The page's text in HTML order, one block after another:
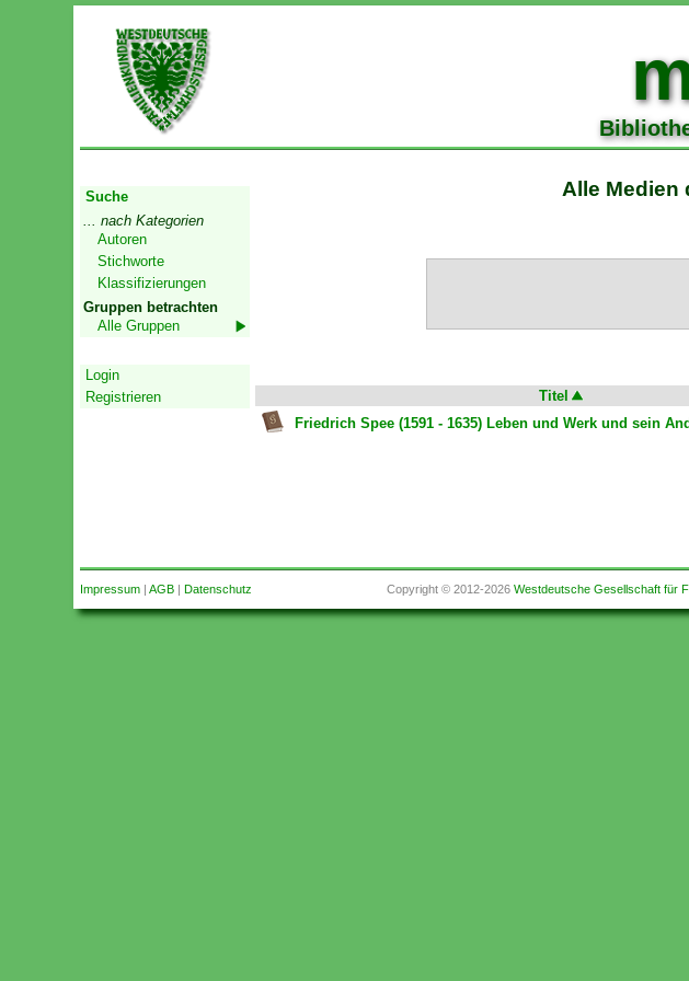
Suche
... nach Kategorien
Autoren
Stichworte
Klassifizierungen
Gruppen betrachten
Alle Gruppen
Login
Registrieren
Alle Medien
Titel
Friedrich Spee (1591 - 1635) Leben und Werk und sein
Impressum| AGB| Datenschutz Copyright © 2012-2026Westdeutsche Gesellschaft für